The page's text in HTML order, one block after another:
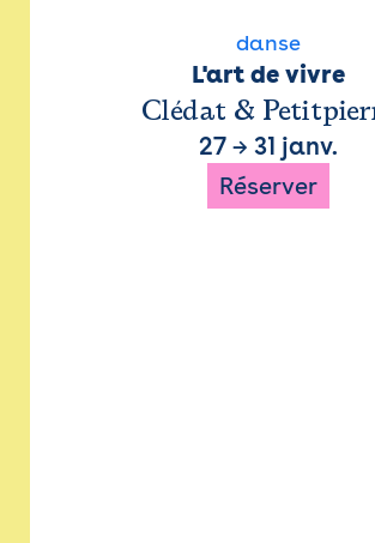
danse
L'art de vivre
Clédat &
27 → 31 janv.
Réserver